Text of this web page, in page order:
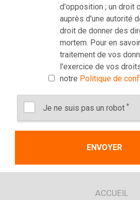
d'opposition ; un droit
auprès d'une autorité
droit de donner des
mortem. Pour en
traitement de vos
l'exercice de vos
notre Politique de
Je ne suis pas un robot *
ACCUEIL